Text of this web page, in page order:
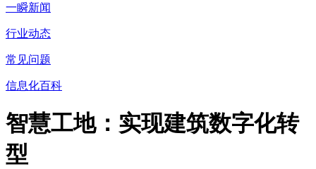
一瞬新闻
行业动态
常见问题
信息化百科
智慧工地：实现建筑数字化转
型